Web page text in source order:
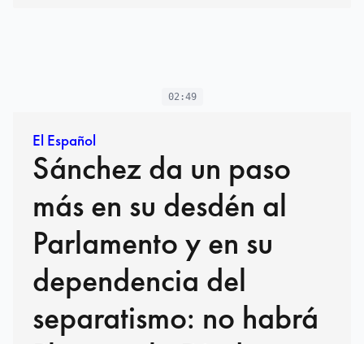
02:49
El Español
Sánchez da un paso
más en su desdén al
Parlamento y en su
dependencia del
separatismo: no habrá